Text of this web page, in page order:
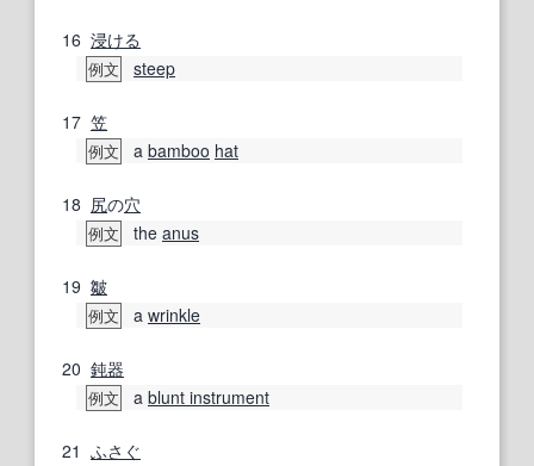
16 浸ける
例文 steep
17 笠
例文 a bamboo hat
18 尻の穴
例文 the anus
19 皺
例文 a wrinkle
20 鈍器
例文 a blunt instrument
21 ふさぐ